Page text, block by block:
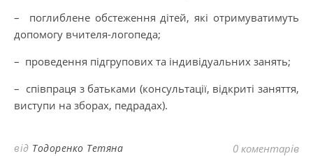
– поглиблене обстеження дітей, які отримуватимуть
допомогу вчителя-логопеда;
– проведення підгрупових та індивідуальних занять;
– співпраця з батьками (консультації, відкриті заняття,
виступи на зборах, педрадах).
від Тодоренко Тетяна 0 коментарів